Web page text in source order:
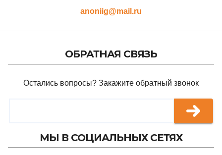
anoniig@mail.ru
ОБРАТНАЯ СВЯЗЬ
Остались вопросы? Закажите обратный звонок
МЫ В СОЦИАЛЬНЫХ СЕТЯХ